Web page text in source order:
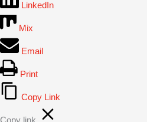
LinkedIn
Mix
Email
Print
Copy Link